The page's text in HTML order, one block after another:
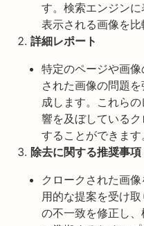
す。検索エンジン
表示される画像を比
詳細レポート
特定のページや画
された画像の問題
成します。これら
響を及ぼしている
することができます
除去に関する推奨事項
クロークされた画
用的な提案を受け
の不一致を修正し